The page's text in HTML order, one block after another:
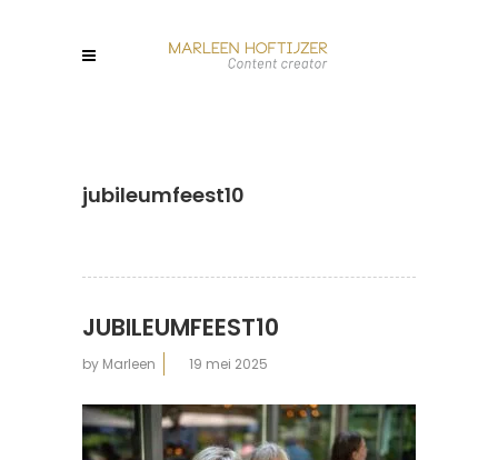
jubileumfeest10
JUBILEUMFEEST10
by Marleen 19 mei 2025